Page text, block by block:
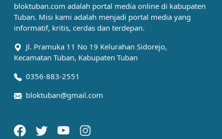
bloktuban.com adalah portal media online di kabupaten
Tuban. Misi kami adalah menjadi portal media yang
informatif, kritis, cerdas dan terdepan.
Jl. Pramuka 11 No 19 Kelurahan Sidorejo,
Kecamatan Tuban, Kabupaten Tuban
0356-883-2551
bloktuban@gmail.com